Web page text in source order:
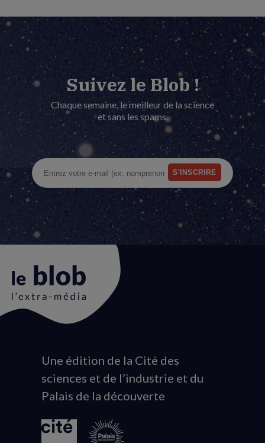
Suivez le Blob !
Chaque semaine, le meilleur de la science
et sans les spams.
Animation
du
logo
Une édition de la Cité des
sciences et de l’industrie et du
Palais de la découverte